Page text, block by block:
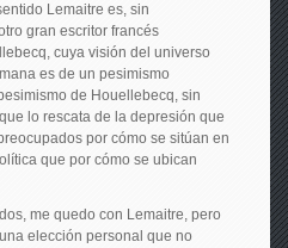
Lemaitre es, sin
gran escritor francés
cuya visión del universo
es de un pesimismo
de Houellebecq, sin
lo rescata de la depresión que
por cómo se sitúan en
que por cómo se ubican
me quedo con Lemaitre, pero
elección personal que no